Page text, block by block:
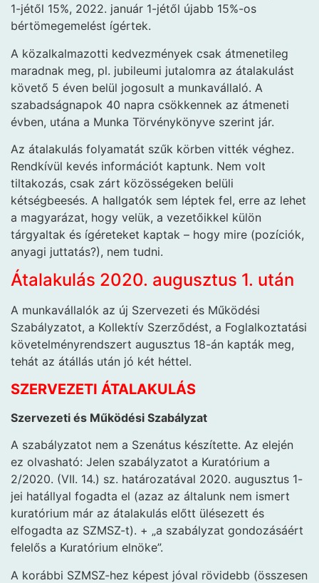
1-jétől 15%, 2022. január 1-jétől újabb 15%-os
bértömegemelést ígértek.
A közalkalmazotti kedvezmények csak átmenetileg
maradnak meg, pl. jubileumi jutalomra az átalakulást
követő 5 éven belül jogosult a munkavállaló. A
szabadságnapok 40 napra csökkennek az átmeneti
évben, utána a Munka Törvénykönyve szerint jár.
Az átalakulás folyamatát szűk körben vitték véghez.
Rendkívül kevés információt kaptunk. Nem volt
tiltakozás, csak zárt közösségeken belüli
kétségbeesés. A hallgatók sem léptek fel, erre az lehet
a magyarázat, hogy velük, a vezetőikkel külön
tárgyaltak és ígéreteket kaptak – hogy mire (pozíciók,
anyagi juttatás?), nem tudni.
Átalakulás 2020. augusztus 1. után
A munkavállalók az új Szervezeti és Működési
Szabályzatot, a Kollektív Szerződést, a Foglalkoztatási
követelményrendszert augusztus 18-án kapták meg,
tehát az átállás után jó két héttel.
SZERVEZETI ÁTALAKULÁS
Szervezeti és Működési Szabályzat
A szabályzatot nem a Szenátus készítette. Az elején
ez olvasható: Jelen szabályzatot a Kuratórium a
2/2020. (VII. 14.) sz. határozatával 2020. augusztus 1-
jei hatállyal fogadta el (azaz az általunk nem ismert
kuratórium már az átalakulás előtt ülésezett és
elfogadta az SZMSZ-t). + „a szabályzat gondozásáért
felelős a Kuratórium elnöke”.
A korábbi SZMSZ-hez képest jóval rövidebb (összesen